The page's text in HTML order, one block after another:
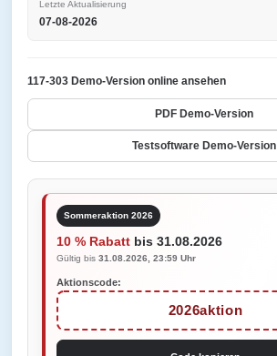
Letzte Aktualisierung
07-08-2026
117-303 Demo-Version online ansehen
PDF Demo-Version
Testsoftware Demo-Version
Sommeraktion 2026
10 % Rabatt bis 31.08.2026
Gültig bis 31.08.2026, 23:59 Uhr
Aktionscode:
2026aktion